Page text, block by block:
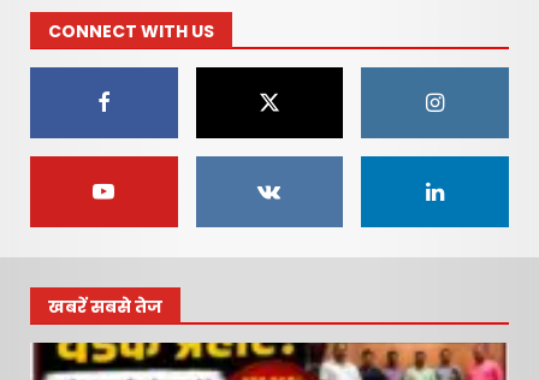
रायगड लोकधारा ई पेपर शुक्रवार,
दि. १० जुलै २०२६
July 10, 2026
2
रायगड लोकधारा ई पेपर l शुक्रवार,
रायगड लोकधारा ई पेपर l शुक्रवार
l दि. १० जुलै २०२६
CONNECT WITH US
खबरें सबसे तेज